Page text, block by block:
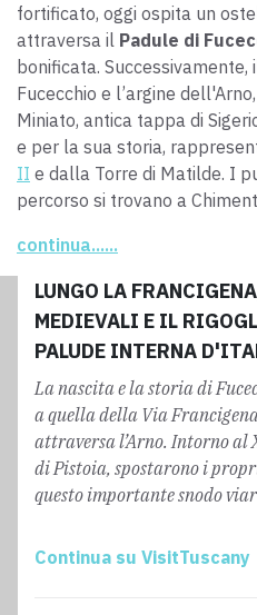
fortificato, oggi ospita un
attraversa il Padule di
bonificata.
Fucecchio e l’argine
Miniato, antica tappa di
e per la sua storia,
II e dalla Torre di Matilde. I
percorso si trovano a
continua......
LUNGO LA
MEDIEVALI E IL
PALUDE INTERNA
La nascita e la storia di
a quella della Via
attraversa l’Arno. Intorno al
di Pistoia, spostarono i
questo importante snodo
Continua su VisitTuscany